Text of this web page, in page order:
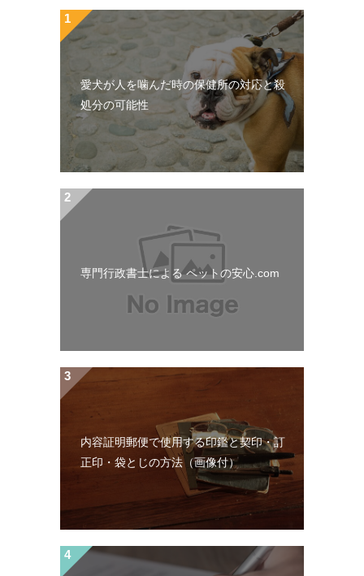
愛犬が人を噛んだ時の保健所の対応と殺
処分の可能性
専門行政書士による ペットの安心.com
内容証明郵便で使用する印鑑と契印・訂
正印・袋とじの方法（画像付）